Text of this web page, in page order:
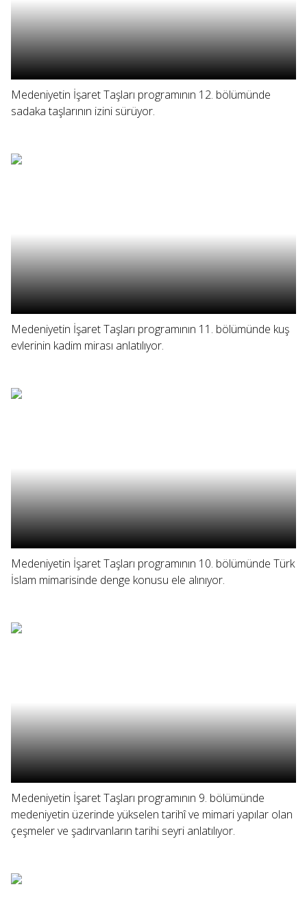
Medeniyetin İşaret Taşları programının 12. bölümünde
sadaka taşlarının izini sürüyor.
Medeniyetin İşaret Taşları programının 11. bölümünde kuş
evlerinin kadim mirası anlatılıyor.
Medeniyetin İşaret Taşları programının 10. bölümünde Türk
İslam mimarisinde denge konusu ele alınıyor.
Medeniyetin İşaret Taşları programının 9. bölümünde
medeniyetin üzerinde yükselen tarihî ve mimari yapılar olan
çeşmeler ve şadırvanların tarihi seyri anlatılıyor.